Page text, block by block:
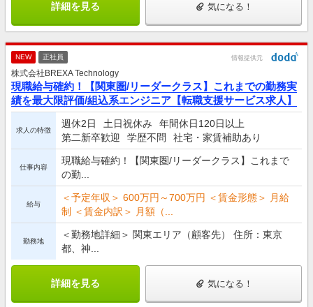
詳細を見る 気になる！
NEW 正社員 情報提供元
株式会社BREXA Technology
現職給与確約！【関東圏/リーダークラス】これまでの勤務実
績を最大限評価/組込系エンジニア【転職支援サービス求人】
求人の特徴
週休2日 土日祝休み
年間休日120日以上
第二新卒歓迎
学歴不問 社宅・家賃補助あり
仕事内容
現職給与確約！【関東圏/リーダークラス】これまで
の勤...
給与
＜予定年収＞ 600万円～700万円 ＜賃金形態＞ 月給
制 ＜賃金内訳＞ 月額（...
勤務地
＜勤務地詳細＞ 関東エリア（顧客先） 住所：東京
都、神...
詳細を見る 気になる！